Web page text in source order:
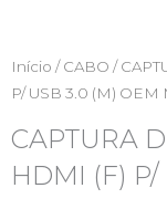
Início /CABO /
P/ USB 3.0 (M) OEM
CAPTURA
HDMI (F) P/